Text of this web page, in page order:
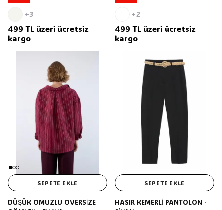
+3
499 TL üzeri ücretsiz
kargo
+2
499 TL üzeri ücretsiz
kargo
SEPETE EKLE
DÜŞÜK OMUZLU OVERSİZE
SEPETE EKLE
HASIR KEMERLİ PANTOLON -